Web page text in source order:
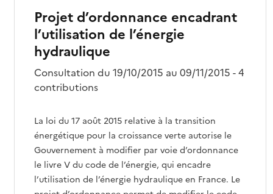
Projet d’ordonnance encadrant
l’utilisation de l’énergie
hydraulique
Consultation du 19/10/2015 au 09/11/2015 - 4
contributions
La loi du 17 août 2015 relative à la transition
énergétique pour la croissance verte autorise le
Gouvernement à modifier par voie d’ordonnance
le livre V du code de l’énergie, qui encadre
l’utilisation de l’énergie hydraulique en France. Le